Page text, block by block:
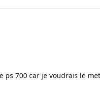
ps 700 car je voudrais le